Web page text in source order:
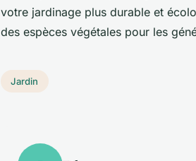
votre jardinage plus durable et
des espèces végétales pour les
Jardin